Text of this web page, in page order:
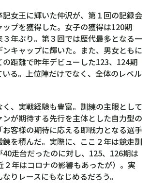
女王に輝いた仲沢が、第１回の記録会
プを獲得した。女子の獲得は120期
３年ぶり。第３回では歴代最多となる一
キャップに輝いた。また、男女ともに
距離で昨年デビューした123、124期
る。上位陣だけでなく、全体のレベル
、実戦経験も豊富。訓練の主眼として
が期待する先行を主体とした自力型の
客様の期待に応える即戦力となる選手
を積んだ。実際に、ここ２年は競走訓
走台だったのに対し、125、126期は
２年はコロナの影響もあったが）。実
りレースにもなじめるだろう。